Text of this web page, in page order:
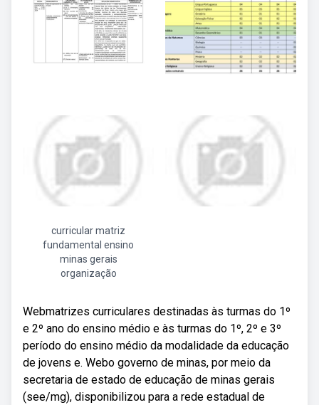
curricular matriz
fundamental ensino
minas gerais
organização
Webmatrizes curriculares destinadas às turmas do 1º
e 2º ano do ensino médio e às turmas do 1º, 2º e 3º
período do ensino médio da modalidade da educação
de jovens e. Webo governo de minas, por meio da
secretaria de estado de educação de minas gerais
(see/mg), disponibilizou para a rede estadual de